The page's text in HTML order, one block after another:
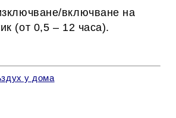
включване на
(от 0,5 – 12 часа).
у дома